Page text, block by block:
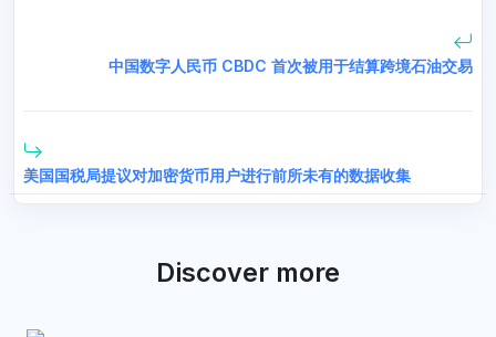
中国数字人民币 CBDC 首次被用于结算跨境石油交易
美国国税局提议对加密货币用户进行前所未有的数据收集
Discover more